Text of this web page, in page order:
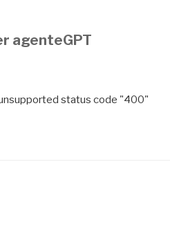
agenteGPT
status code "400"